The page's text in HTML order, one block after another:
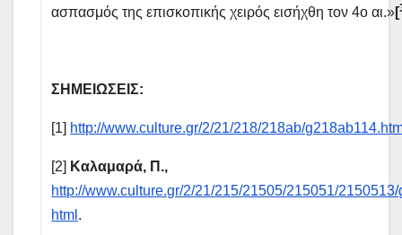
ασπασμός της επισκοπικής χειρός εισήχθη τον 4ο αι.»[
ΣΗΜΕΙΩΣΕΙΣ:
[1] http://www.culture.gr/2/21/218/218ab/
[2] Καλαμαρά, Π.,
http://www.culture.gr/2/21/215/21505/215051/
html .